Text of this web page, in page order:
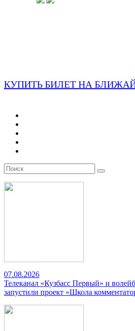
КУПИТЬ БИЛЕТ НА
07.08.2026
Телеканал «Кузбасс Первый» и
запустили проект «Школа